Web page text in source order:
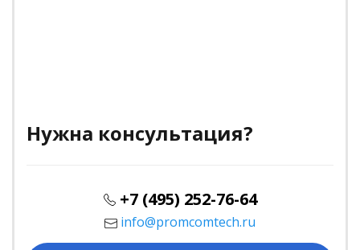
Нужна консультация?
+7 (495) 252-76-64
info@promcomtech.ru